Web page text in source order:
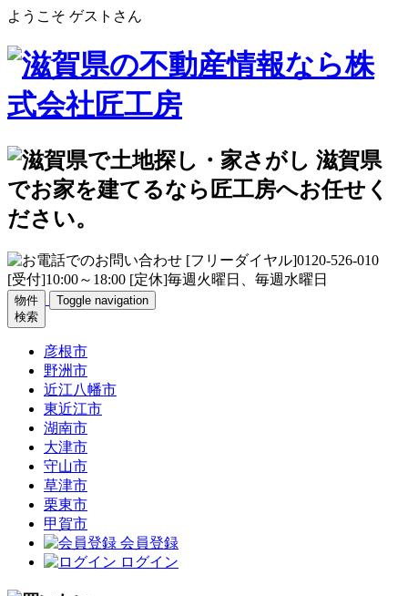
ようこそ ゲストさん
物件
検索
Toggle navigation
彦根市
野洲市
近江八幡市
東近江市
湖南市
大津市
守山市
草津市
栗東市
甲賀市
会員登録
ログイン